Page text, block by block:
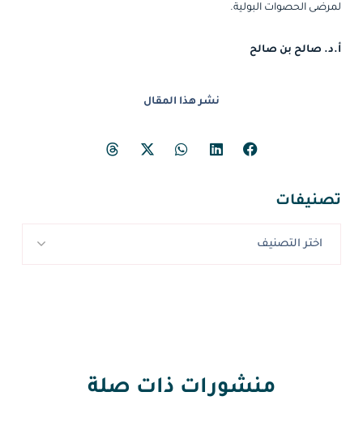
لمرضى الحصوات البولية.
أ.د. صالح بن صالح
نشر هذا المقال
تصنيفات
اختر التصنيف
منشورات ذات صلة